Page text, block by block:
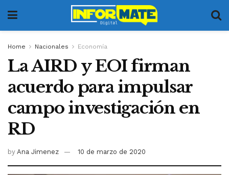
Home Nacionales Economía
La AIRD y EOI firman
acuerdo para impulsar
campo investigación en
RD
by Ana Jimenez 10 de marzo de 2020